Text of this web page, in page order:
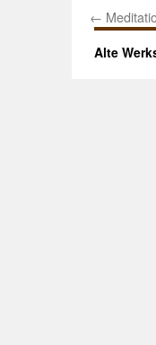
←
Alte